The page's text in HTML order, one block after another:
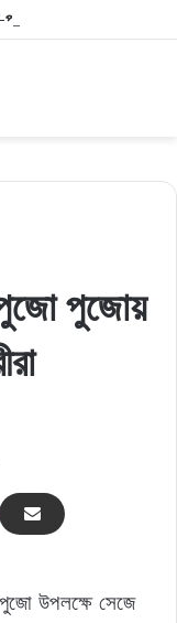
পুজো পুজোয়
পুজো উপলক্ষে সেজে